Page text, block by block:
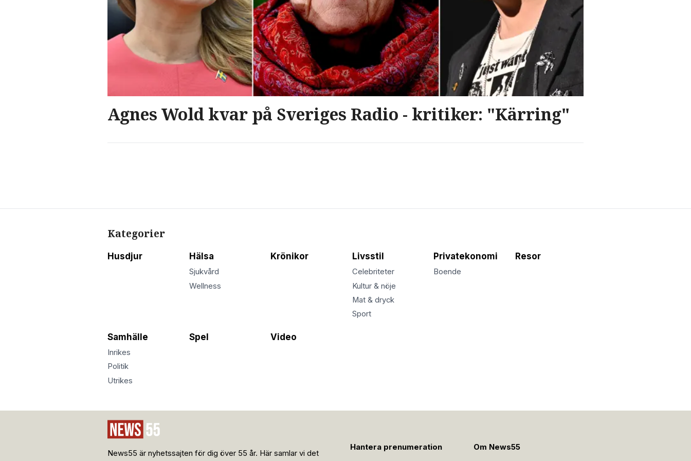
Agnes Wold kvar på Sveriges Radio - kritiker: "Kärring"
Kategorier
Husdjur Hälsa
Sjukvård
Wellness
Krönikor Livsstil
Celebriteter
Kultur & nöje
Mat & dryck
Sport
Privatekonomi
Boende
Resor
Samhälle
Inrikes
Politik
Utrikes
Spel Video
News55 är nyhetssajten för dig över 55 år. Här samlar vi det
Hantera prenumeration Om News55